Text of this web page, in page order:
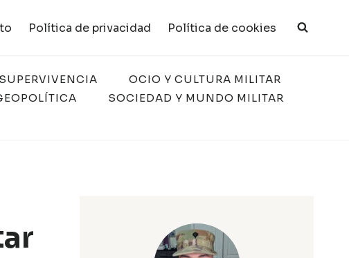
Política de privacidad Política de cookies
OCIO Y CULTURA MILITAR
SOCIEDAD Y MUNDO MILITAR